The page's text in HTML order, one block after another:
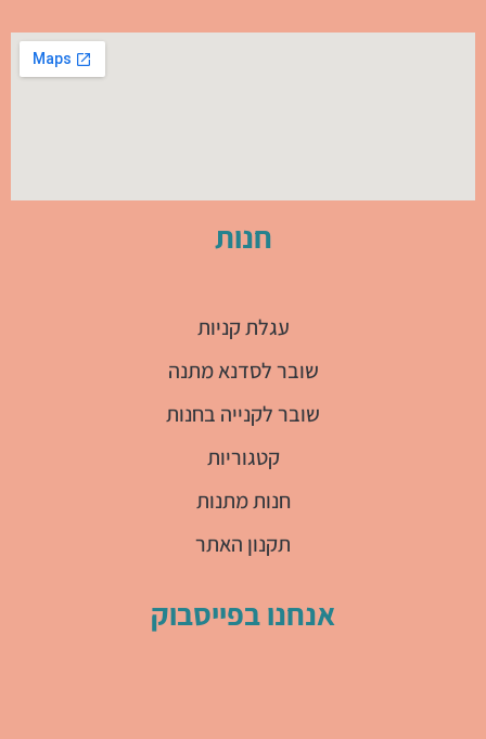
חנות
עגלת קניות
שובר לסדנא מתנה
שובר לקנייה בחנות
קטגוריות
חנות מתנות
תקנון האתר
אנחנו בפייסבוק